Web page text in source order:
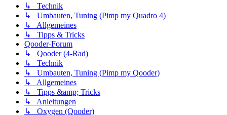
↳ Technik
↳ Umbauten, Tuning (Pimp my Quadro 4)
↳ Allgemeines
↳ Tipps & Tricks
Qooder-Forum
↳ Qooder (4-Rad)
↳ Technik
↳ Umbauten, Tuning (Pimp my Qooder)
↳ Allgemeines
↳ Tipps &amp; Tricks
↳ Anleitungen
↳ Oxygen (Qooder)